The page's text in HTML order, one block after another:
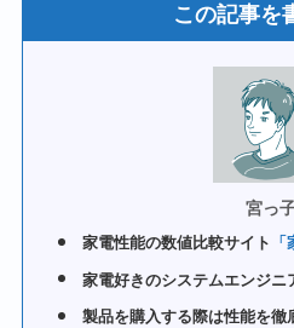
この記事を
宮っ
家電性能の数値比較サイト
家電好きのシステムエンジニ
製品を購入する際は性能を徹